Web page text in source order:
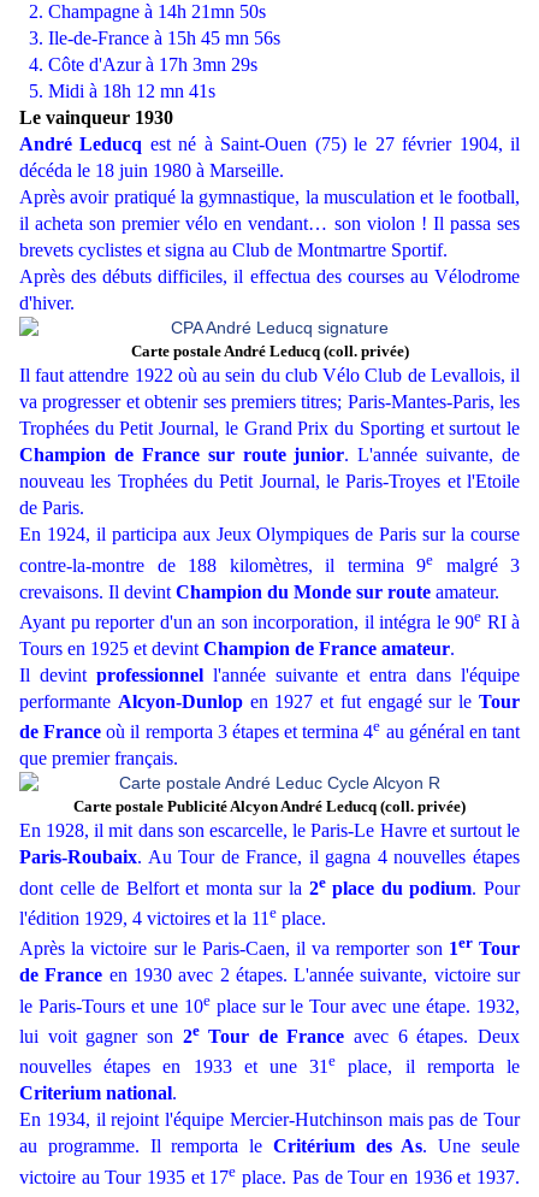
2. Champagne à 14h 21mn 50s
3. Ile-de-France à 15h 45 mn 56s
4. Côte d'Azur à 17h 3mn 29s
5. Midi à 18h 12 mn 41s
Le vainqueur 1930
André Leducq est né à Saint-Ouen (75) le 27 février 1904, il
décéda le 18 juin 1980 à Marseille.
Après avoir pratiqué la gymnastique, la musculation et le football,
il acheta son premier vélo en vendant… son violon ! Il passa ses
brevets cyclistes et signa au Club de Montmartre Sportif.
Après des débuts difficiles, il effectua des courses au Vélodrome
d'hiver.
Carte postale André Leducq (coll. privée)
Il faut attendre 1922 où au sein du club Vélo Club de Levallois, il
va progresser et obtenir ses premiers titres; Paris-Mantes-Paris, les
Trophées du Petit Journal, le Grand Prix du Sporting et surtout le
Champion de France sur route junior. L'année suivante, de
nouveau les Trophées du Petit Journal, le Paris-Troyes et l'Etoile
de Paris.
En 1924, il participa aux Jeux Olympiques de Paris sur la course
contre-la-montre de 188 kilomètres, il termina 9e malgré 3
crevaisons. Il devint Champion du Monde sur route amateur.
Ayant pu reporter d'un an son incorporation, il intégra le 90e RI à
Tours en 1925 et devint Champion de France amateur.
Il devint professionnell'année suivante et entra dans l'équipe
performante Alcyon-Dunlopen 1927 et fut engagé sur leTour
de France où il remporta 3 étapes et termina 4e au général en tant
que premier français.
Carte postale Publicité Alcyon André Leducq (coll. privée)
En 1928, il mit dans son escarcelle, le Paris-Le Havre et surtout le
Paris-Roubaix. Au Tour de France, il gagna 4 nouvelles étapes
dont celle de Belfort et monta sur la 2eplace du podium. Pour
l'édition 1929, 4 victoires et la 11 e place.
Après la victoire sur le Paris-Caen, il va remporter son 1erTour
de France en 1930 avec 2 étapes. L'année suivante, victoire sur
le Paris-Tours et une 10eplace sur le Tour avec une étape. 1932,
lui voit gagner son 2eTour de France avec 6 étapes. Deux
nouvelles étapes en 1933 et une 31e place, il remporta le
Criterium national.
En 1934, il rejoint l'équipe Mercier-Hutchinson mais pas de Tour
au programme. Il remporta le Critérium des As. Une seule
victoire au Tour 1935 et 17e place. Pas de Tour en 1936 et 1937.